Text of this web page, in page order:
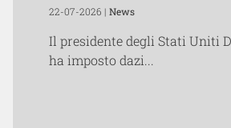
22-07-2026 | News
Il presidente degli Stati Uniti
ha imposto dazi...